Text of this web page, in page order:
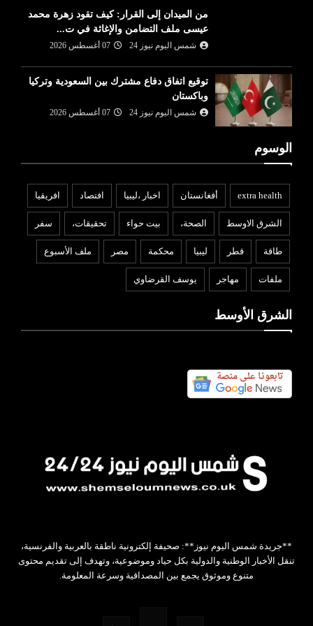
من الميدان إلى القرار: كيف تقود زهرة محمد
عيسى ملف التضامن والإغاثة في ت...
شمس اليوم نيوز 24 07 أغسطس 2026
توقيع اتفاق دفاع مشترك بين السعودية وتركيا
وباكستان
شمس اليوم نيوز 24 07 أغسطس 2026
الوسوم
extra health أفغانستان اخبار ،ليبيا افتصاد افريقيا
الشرق الاوسط الصحة، بيت حواء تحقيقات، سفر
طاقة قطر ليبيا محكمة مصر ملف الأسبوع
ملفات مهاجر يوسف القرضاوي
الشرق الأوسط
**جريدة شمس اليوم نيوز**: صحيفة إلكترونية ناطقة بالعربية والفرنسية،
تنقل الأخبار الوطنية والدولية بكل حياد وموضوعية، وتهدف إلى تقديم محتوى
متنوع وموثوق يجمع بين المصداقية وسرعة المعلومة.